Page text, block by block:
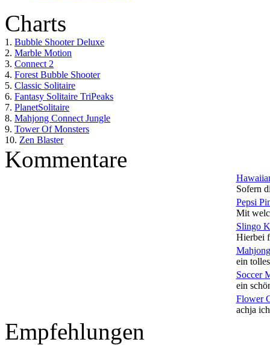
Charts
1. Bubble Shooter Deluxe
2. Marble Motion
3. Connect 2
4. Forest Bubble Shooter
5. Classic Solitaire
6. Fantasy Solitaire TriPeaks
7. PlanetSolitaire
8. Mahjong Connect Jungle
9. Tower Of Monsters
10. Zen Blaster
Kommentare
Sofern
Pepsi
Mit
Slingo
Hierbei
ein
Soccer
ein
Flower
achja
Empfehlungen